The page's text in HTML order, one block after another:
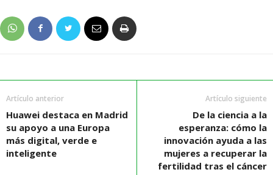
Artículo anterior
Huawei destaca en Madrid
su apoyo a una Europa
más digital, verde e
inteligente
Artículo siguiente
De la ciencia a la
esperanza: cómo la
innovación ayuda a las
mujeres a recuperar la
fertilidad tras el cáncer